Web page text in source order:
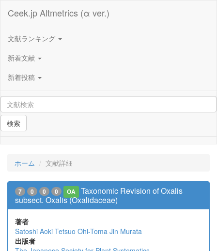
Ceek.jp Altmetrics (α ver.)
文献ランキング
新着文献
新着投稿
検索
ホーム 文献詳細
7 0 0 0 OA
Taxonomic Revision of Oxalis
subsect. Oxalis (Oxalidaceae)
著者
Satoshi Aoki Tetsuo Ohi-Toma Jin Murata
出版者